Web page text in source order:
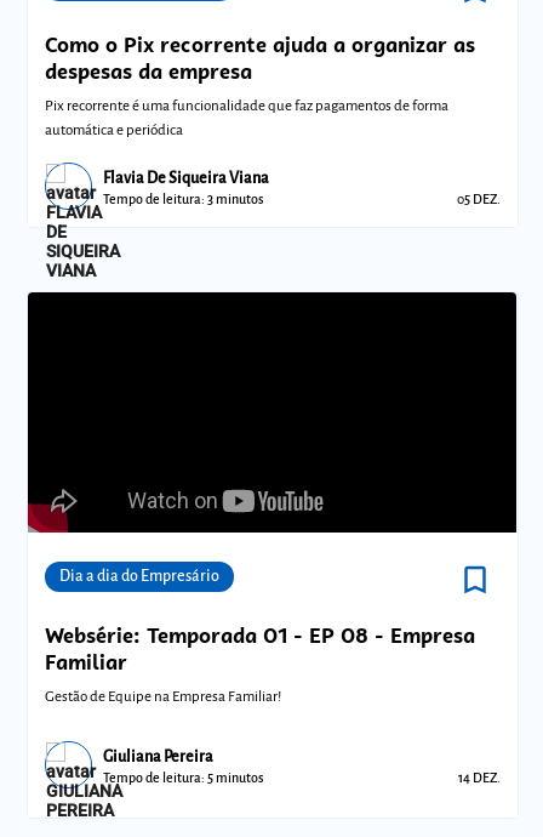
Como o Pix recorrente ajuda a organizar as
despesas da empresa
Pix recorrente é uma funcionalidade que faz pagamentos de forma
automática e periódica
Flavia De Siqueira Viana
Tempo de leitura: 3 minutos 05 DEZ.
Dia a dia do Empresário bookmark_border
Websérie: Temporada 01 - EP 08 - Empresa
Familiar
Gestão de Equipe na Empresa Familiar!
Giuliana Pereira
Tempo de leitura: 5 minutos 14 DEZ.